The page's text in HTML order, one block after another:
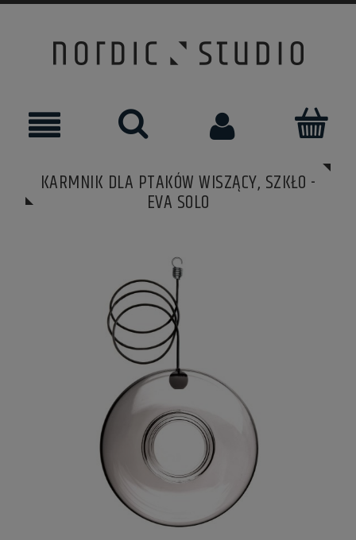
KARMNIK DLA PTAKÓW WISZĄCY, SZKŁO -
EVA SOLO